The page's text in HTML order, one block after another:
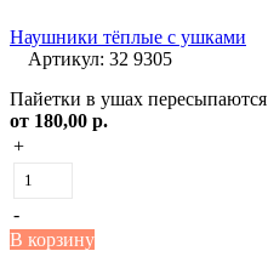
Наушники тёплые с ушками
Артикул: 32 9305
Пайетки в ушах пересыпаются
от 180,00 р.
+
-
В корзину